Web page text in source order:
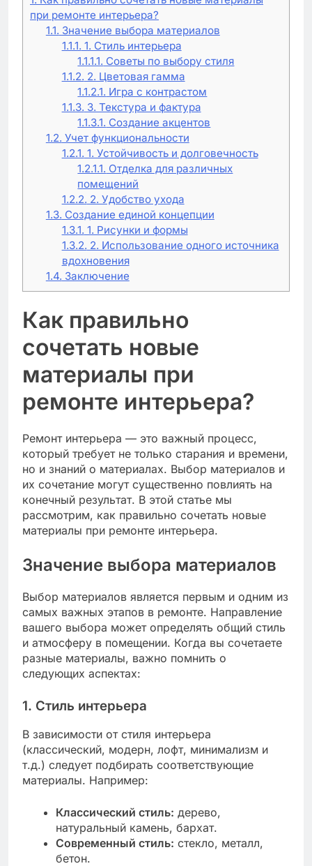
при ремонте интерьера?
1.1. Значение выбора материалов
1.1.1. 1. Стиль интерьера
1.1.1.1. Советы по выбору стиля
1.1.2. 2. Цветовая гамма
1.1.2.1. Игра с контрастом
1.1.3. 3. Текстура и фактура
1.1.3.1. Создание акцентов
1.2. Учет функциональности
1.2.1. 1. Устойчивость и долговечность
1.2.1.1. Отделка для различных
помещений
1.2.2. 2. Удобство ухода
1.3. Создание единой концепции
1.3.1. 1. Рисунки и формы
1.3.2. 2. Использование одного источника
вдохновения
1.4. Заключение
Как правильно
сочетать новые
материалы при
ремонте интерьера?
Ремонт интерьера — это важный процесс,
который требует не только старания и времени,
но и знаний о материалах. Выбор материалов и
их сочетание могут существенно повлиять на
конечный результат. В этой статье мы
рассмотрим, как правильно сочетать новые
материалы при ремонте интерьера.
Значение выбора материалов
Выбор материалов является первым и одним из
самых важных этапов в ремонте. Направление
вашего выбора может определять общий стиль
и атмосферу в помещении. Когда вы сочетаете
разные материалы, важно помнить о
следующих аспектах:
1. Стиль интерьера
В зависимости от стиля интерьера
(классический, модерн, лофт, минимализм и
т.д.) следует подбирать соответствующие
материалы. Например:
Классический стиль: дерево,
натуральный камень, бархат.
Современный стиль: стекло, металл,
бетон.